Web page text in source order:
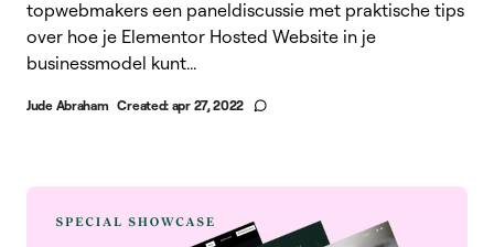
topwebmakers een paneldiscussie met praktische tips
over hoe je Elementor Hosted Website in je
businessmodel kunt...
Jude Abraham Created: apr 27, 2022